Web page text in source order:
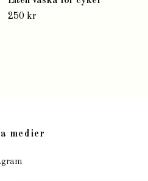
250 kr
medier